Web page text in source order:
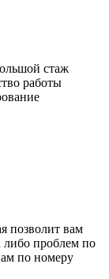
стаж
работы
позволит вам
либо проблем по
по номеру